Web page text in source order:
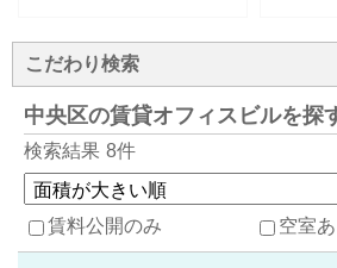
こだわり検索
中央区の賃貸オフィスビルを探
検索結果 8件
賃料公開のみ 空室あ